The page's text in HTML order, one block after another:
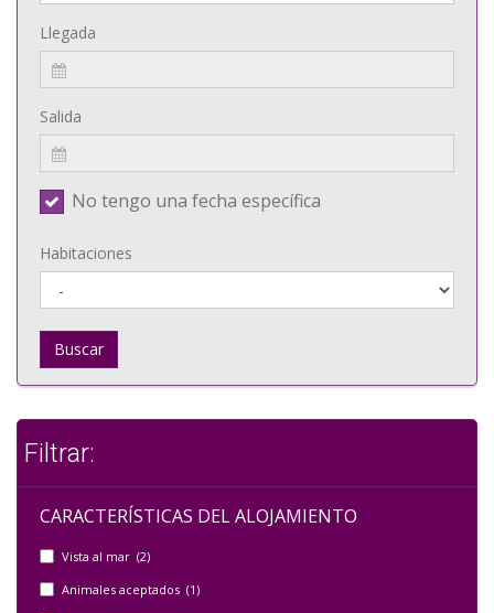
Llegada
Salida
No tengo una fecha específica
Habitaciones
Buscar
Filtrar:
CARACTERÍSTICAS DEL ALOJAMIENTO
Vista al mar (2)
Animales aceptados (1)